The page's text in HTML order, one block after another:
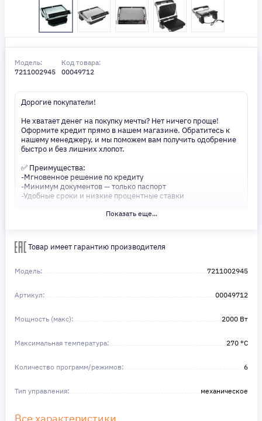
Модель:
7211002945
Код товара:
00049712
Дорогие покупатели!
Не хватает денег на покупку мечты? Нет ничего проще!
Оформите кредит прямо в нашем магазине. Обратитесь к
нашему менеджеру, и мы поможем вам получить одобрение
быстро и без лишних хлопот.
✅ Преимущества:
-Мгновенное решение по кредиту
-Минимум документов — только паспорт
-Удобные сроки и низкие процентные ставки
Не откладывайте свои желания на потом! Получите то, что
Показать еще...
Товар имеет гарантию производителя
Модель: 7211002945
Артикул: 00049712
Мощность (макс): 2000 Вт
Максимальная температура: 270 °С
Количество программ/режимов: 6
Тип управления: механическое
Все характеристики